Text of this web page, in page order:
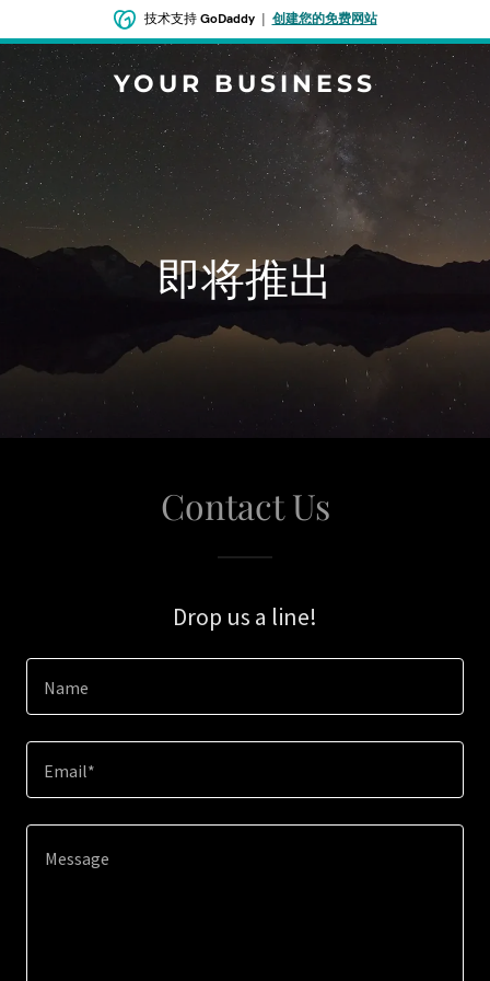
技术支持 GoDaddy| 创建您的免费网站
YOUR BUSINESS
即将推出
Contact Us
Drop us a line!
Name
Email*